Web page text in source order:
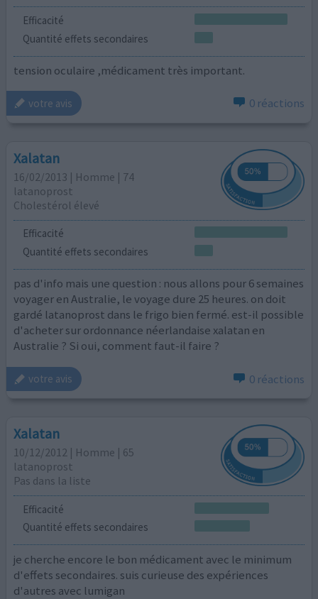
Efficacité
Quantité effets secondaires
tension oculaire ,médicament très important.
votre avis 0 réactions
Xalatan
16/02/2013 | Homme | 74
latanoprost
Cholestérol élevé
Efficacité
Quantité effets secondaires
pas d'info mais une question : nous allons pour 6 semaines
voyager en Australie, le voyage dure 25 heures. on doit
gardé latanoprost dans le frigo bien fermé. est-il possible
d'acheter sur ordonnance néerlandaise xalatan en
Australie ? Si oui, comment faut-il faire ?
votre avis 0 réactions
Xalatan
10/12/2012 | Homme | 65
latanoprost
Pas dans la liste
Efficacité
Quantité effets secondaires
je cherche encore le bon médicament avec le minimum
d'effets secondaires. suis curieuse des expériences
d'autres avec lumigan